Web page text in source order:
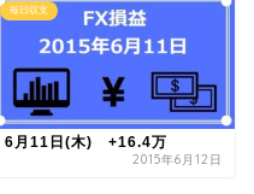
毎日収支
6月11日(木) +16.4万
2015年6月12日